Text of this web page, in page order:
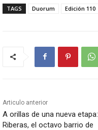
TAGS Duorum Edición 110
Articulo anterior
A orillas de una nueva etapa:
Riberas, el octavo barrio de